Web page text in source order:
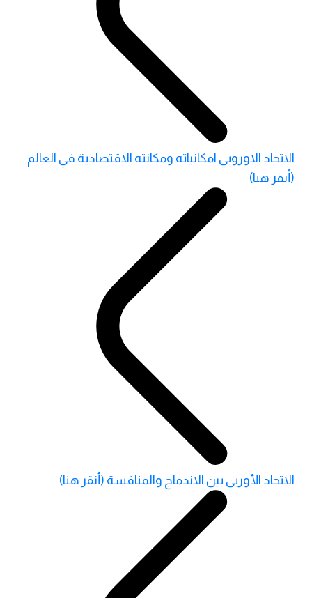
الاتحاد الاوروبي امكانياته ومكانته الاقتصادية في العالم
(أنقر هنا)
الاتحاد الأوربي بين الاندماج والمنافسة (أنقر هنا)